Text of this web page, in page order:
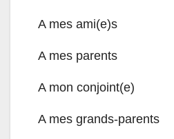
A mes ami(e)s
A mes parents
A mon conjoint(e)
A mes grands-parents